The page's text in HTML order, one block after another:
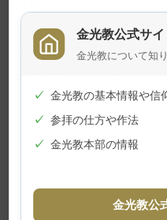
らい奇しく、わが思い
かに開けゆくことにな
諦と言ってよいのでは
佐藤範雄師は、しば
局」ということを口に
一手一手着実に講じて
金光教公式サイ
金光教について知
✓ 金光教の基本情報や信
✓ 参拝の仕方や作法
✓ 金光教本部の情報
金光教公